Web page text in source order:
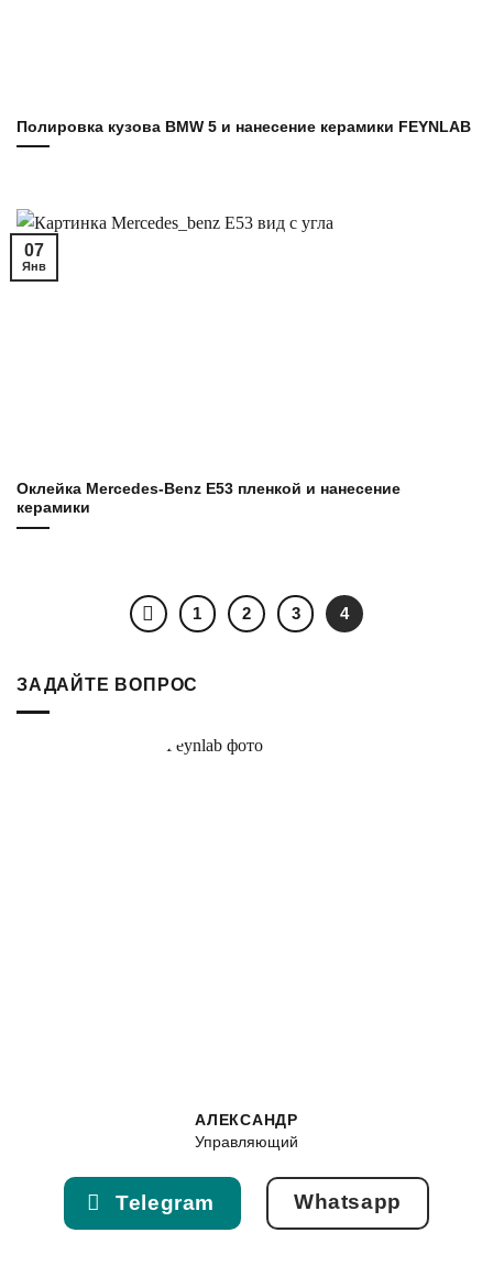
Полировка кузова BMW 5 и нанесение керамики FEYNLAB
Оклейка Mercedes-Benz E53 пленкой и нанесение
керамики
07
Янв
1 2 3 4
ЗАДАЙТЕ ВОПРОС
АЛЕКСАНДР
Управляющий
Telegram Whatsapp